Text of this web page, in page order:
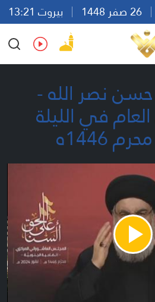
بيروت 13:21
Ar
En Fr Es
نصر الله -
في الليلة
1446ه
Play
Video